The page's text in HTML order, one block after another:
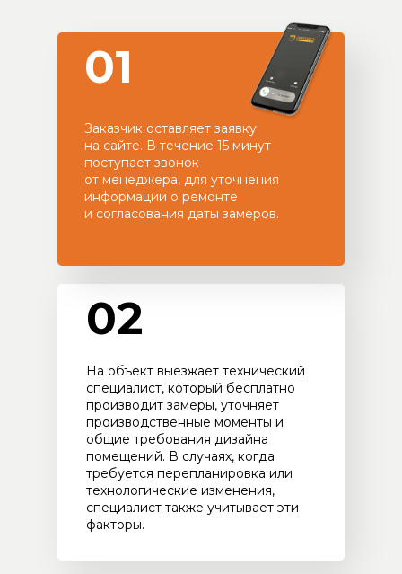
Заказчик оставляет заявку
на сайте. В течение 15 минут
поступает звонок
от менеджера, для уточнения
информации о ремонте
и согласования даты замеров.
На объект выезжает технический
специалист, который бесплатно
производит замеры, уточняет
производственные моменты и
общие требования дизайна
помещений. В случаях, когда
требуется перепланировка или
технологические изменения,
специалист также учитывает эти
факторы.
01
02